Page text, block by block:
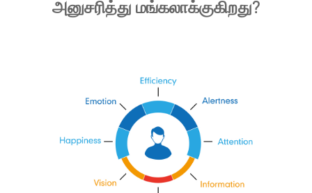
அனுசரித்து மங்கலாக்குகிறது?